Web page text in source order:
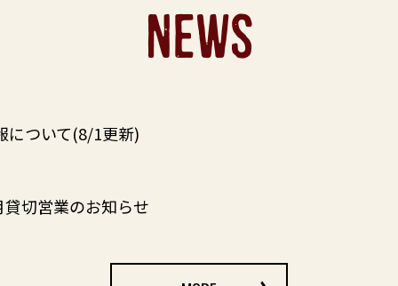
NEWS
について(8/1更新)
切営業のお知らせ